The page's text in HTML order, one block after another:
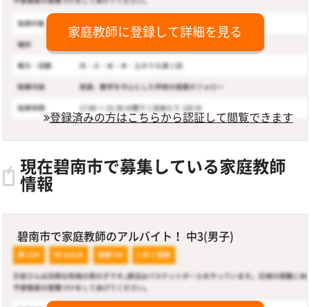
家庭教師に登録して詳細を見る
登録済みの方はこちらから認証して閲覧できます
現在碧南市で募集している家庭教師
情報
碧南市で家庭教師のアルバイト！ 中3(男子)